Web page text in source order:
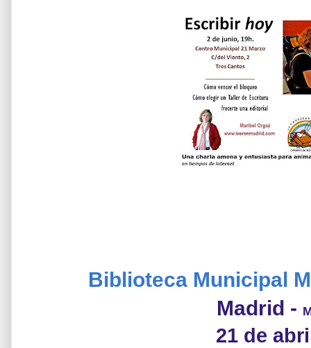
Biblioteca Municipal
Madrid -
21 de